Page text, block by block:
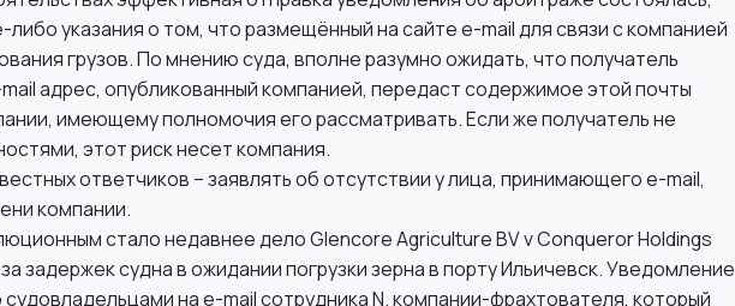
либо указания о том, что размещённый на сайте e-mail для связи с компанией
грузов. По мнению суда, вполне разумно ожидать, что получатель
адрес, опубликованный компанией, передаст содержимое этой почты
имеющему полномочия его рассматривать. Если же получатель не
этот риск несет компания.
ответчиков – заявлять об отсутствии у лица, принимающего e-mail,
компании.
стало недавнее дело Glencore Agriculture BV v Conqueror Holdings
задержек судна в ожидании погрузки зерна в порту Ильичевск. Уведомление
на e-mail сотрудника N. компании-фрахтователя, который